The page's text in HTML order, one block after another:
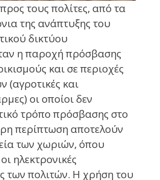
τους πολίτες, από τα
της ανάπτυξης του
δικτύου
η παροχή πρόσβασης
και σε περιοχές
(αγροτικές και
οι οποίοι δεν
τρόπο πρόσβασης στο
περίπτωση αποτελούν
των χωριών, όπου
ηλεκτρονικές
των πολιτών. Η χρήση του